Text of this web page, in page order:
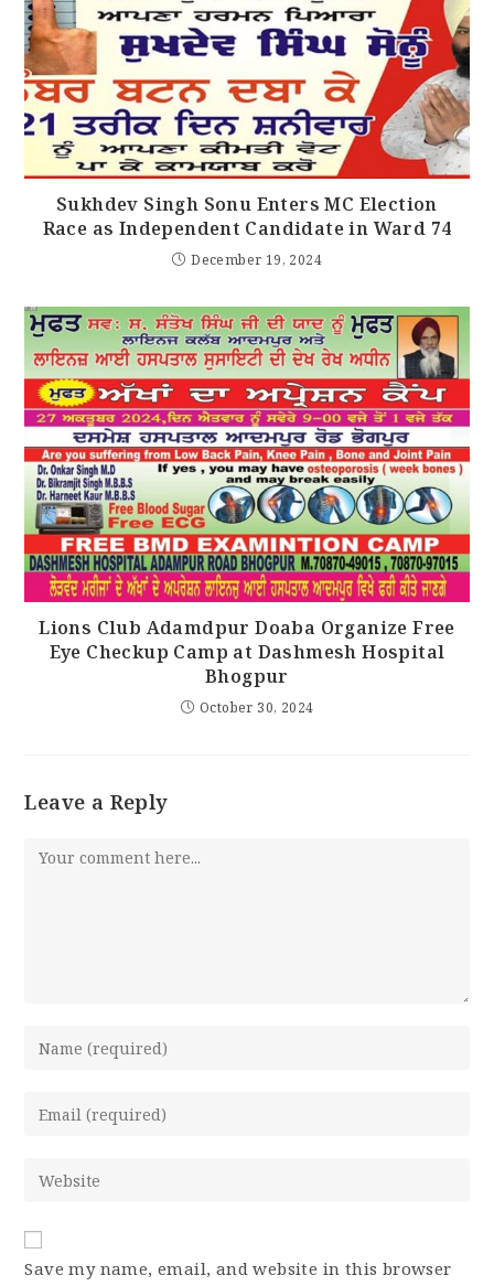
Sukhdev Singh Sonu Enters MC Election
Race as Independent Candidate in Ward 74
December 19, 2024
Lions Club Adamdpur Doaba Organize Free
Eye Checkup Camp at Dashmesh Hospital
Bhogpur
October 30, 2024
Leave a Reply
Save my name, email, and website in this browser